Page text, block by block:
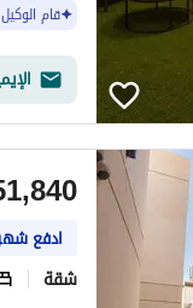
قام الوكيل
ادفع
شقة